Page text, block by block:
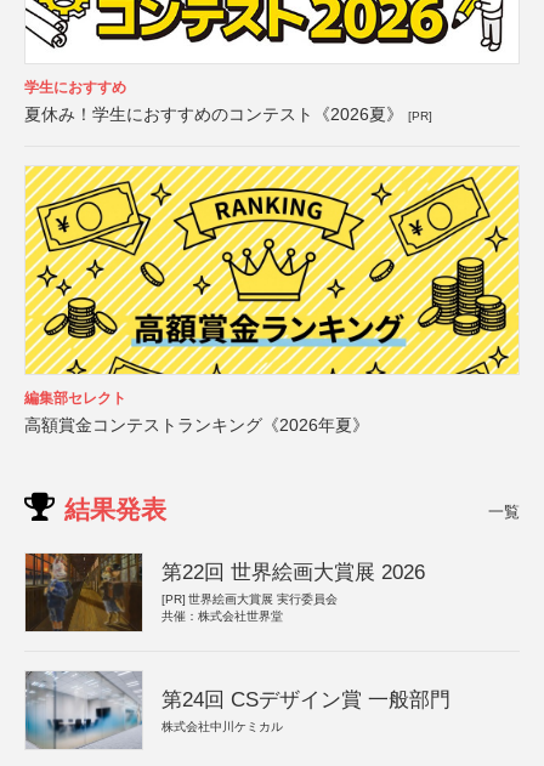
学生におすすめ
夏休み！学生におすすめのコンテスト《2026夏》 [PR]
編集部セレクト
高額賞金コンテストランキング《2026年夏》
結果発表 一覧
第22回 世界絵画大賞展 2026
[PR] 世界絵画大賞展 実行委員会
共催：株式会社世界堂
第24回 CSデザイン賞 一般部門
株式会社中川ケミカル